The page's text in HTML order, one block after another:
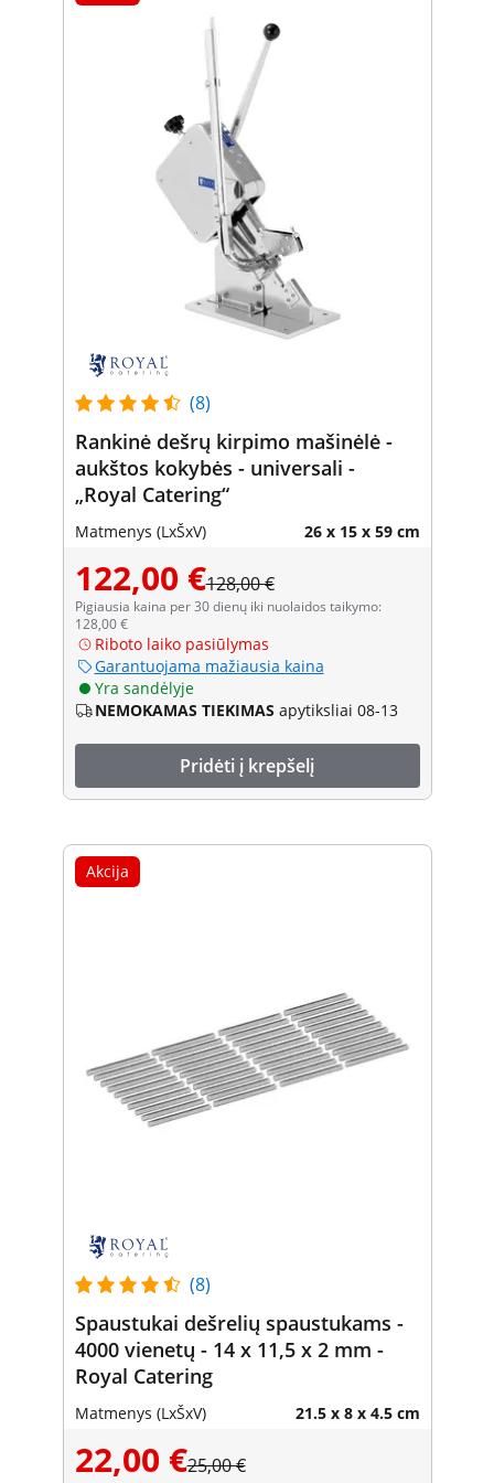
(8)
Rankinė dešrų kirpimo mašinėlė -
aukštos kokybės - universali -
„Royal Catering“
Matmenys (LxŠxV) 26 x 15 x 59 cm
122,00 €128,00 €
Pigiausia kaina per 30 dienų iki nuolaidos taikymo:
128,00 €
Riboto laiko pasiūlymas
Garantuojama mažiausia kaina
Yra sandėlyje
NEMOKAMAS TIEKIMAS apytiksliai 08-13
Pridėti į krepšelį
Akcija
(8)
Spaustukai dešrelių spaustukams -
4000 vienetų - 14 x 11,5 x 2 mm -
Royal Catering
Matmenys (LxŠxV) 21.5 x 8 x 4.5 cm
22,00 €25,00 €